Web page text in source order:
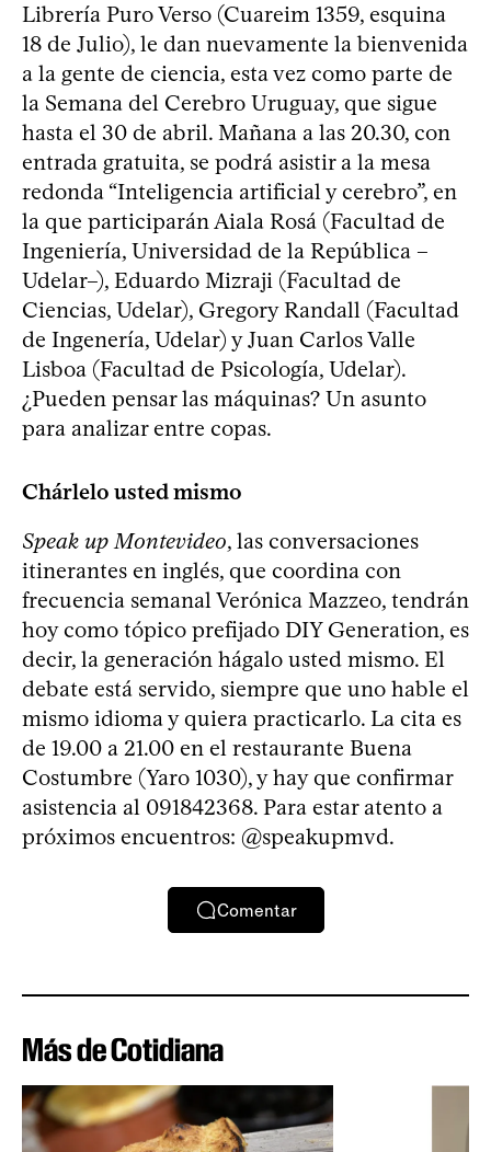
Librería Puro Verso (Cuareim 1359, esquina
18 de Julio), le dan nuevamente la bienvenida
a la gente de ciencia, esta vez como parte de
la Semana del Cerebro Uruguay, que sigue
hasta el 30 de abril. Mañana a las 20.30, con
entrada gratuita, se podrá asistir a la mesa
redonda “Inteligencia artificial y cerebro”, en
la que participarán Aiala Rosá (Facultad de
Ingeniería, Universidad de la República –
Udelar–), Eduardo Mizraji (Facultad de
Ciencias, Udelar), Gregory Randall (Facultad
de Ingenería, Udelar) y Juan Carlos Valle
Lisboa (Facultad de Psicología, Udelar).
¿Pueden pensar las máquinas? Un asunto
para analizar entre copas.
Chárlelo usted mismo
Speak up Montevideo, las conversaciones
itinerantes en inglés, que coordina con
frecuencia semanal Verónica Mazzeo, tendrán
hoy como tópico prefijado DIY Generation, es
decir, la generación hágalo usted mismo. El
debate está servido, siempre que uno hable el
mismo idioma y quiera practicarlo. La cita es
de 19.00 a 21.00 en el restaurante Buena
Costumbre (Yaro 1030), y hay que confirmar
asistencia al 091842368. Para estar atento a
próximos encuentros: @speakupmvd.
Comentar
Más de Cotidiana